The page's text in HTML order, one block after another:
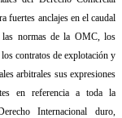
fuertes anclajes en el caudal
las normas de la OMC, los
contratos de explotación y
arbitrales sus expresiones
en referencia a toda la
Internacional duro,